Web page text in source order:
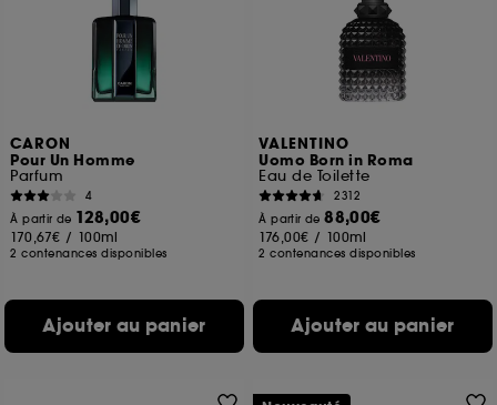
CARON
Pour Un Homme
Parfum
4
À partir de 128,00€
170,67€ / 100ml
2 contenances disponibles
Ajouter au panier
VALENTINO
Uomo Born in Roma
Eau de Toilette
2312
À partir de88,00€
176,00€ / 100ml
2 contenances disponibles
Ajouter au panier